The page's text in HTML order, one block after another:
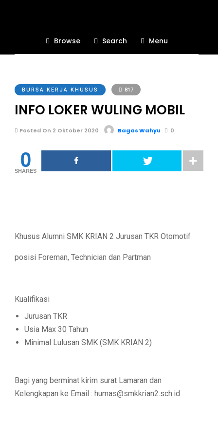
Browse Search Menu
BURSA KERJA KHUSUS 817
INFO LOKER WULING MOBIL
Posted On 2 Oktober 2020 Bagas Wahyu 0
0
SHARES
Khusus Alumni SMK KRIAN 2 Jurusan TKR Otomotif
posisi Foreman, Technician dan Partman
Kualifikasi
Jurusan TKR
Usia Max 30 Tahun
Minimal Lulusan SMK (SMK KRIAN 2)
Bagi yang berminat kirim surat Lamaran dan
Kelengkapan ke Email : humas@smkkrian2.sch.id